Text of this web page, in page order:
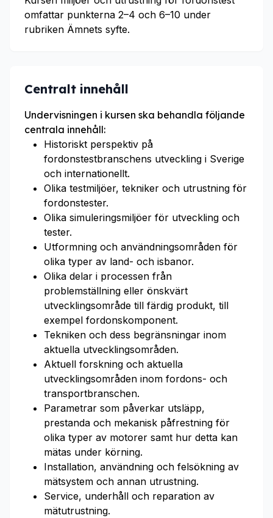
omfattar punkterna 2–4 och 6–10 under
rubriken Ämnets syfte.
Centralt innehåll
Undervisningen i kursen ska behandla följande
centrala innehåll:
Historiskt perspektiv på
fordonstestbranschens utveckling i Sverige
och internationellt.
Olika testmiljöer, tekniker och utrustning för
fordonstester.
Olika simuleringsmiljöer för utveckling och
tester.
Utformning och användningsområden för
olika typer av land- och isbanor.
Olika delar i processen från
problemställning eller önskvärt
utvecklingsområde till färdig produkt, till
exempel fordonskomponent.
Tekniken och dess begränsningar inom
aktuella utvecklingsområden.
Aktuell forskning och aktuella
utvecklingsområden inom fordons- och
transportbranschen.
Parametrar som påverkar utsläpp,
prestanda och mekanisk påfrestning för
olika typer av motorer samt hur detta kan
mätas under körning.
Installation, användning och felsökning av
mätsystem och annan utrustning.
Service, underhåll och reparation av
mätutrustning.